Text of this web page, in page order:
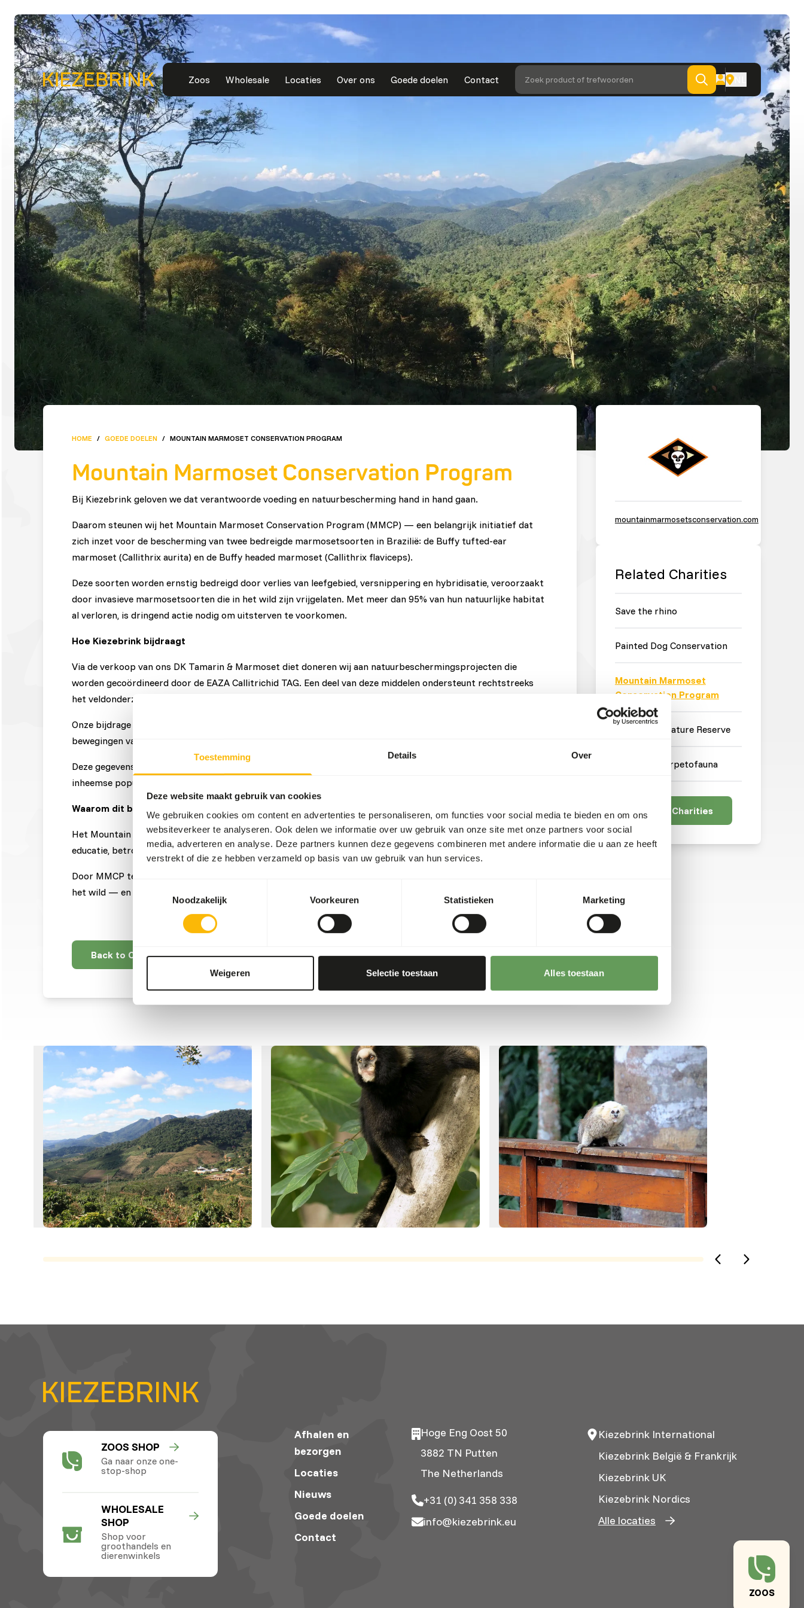
Toestemming Details Over
Deze website maakt gebruik van cookies
We gebruiken cookies om content en advertenties te personaliseren, om functies voor social media te bieden en om ons
websiteverkeer te analyseren. Ook delen we informatie over uw gebruik van onze site met onze partners voor social
media, adverteren en analyse. Deze partners kunnen deze gegevens combineren met andere informatie die u aan ze heeft
verstrekt of die ze hebben verzameld op basis van uw gebruik van hun services.
Noodzakelijk
Voorkeuren Statistieken Marketing
Weigeren Selectie toestaan Alles toestaan
Zoos Wholesale Locaties Over ons Goede doelen Contact Zoek product of trefwoorden NL
ZOOS
HOME / GOEDE DOELEN / MOUNTAIN MARMOSET CONSERVATION PROGRAM
Mountain Marmoset Conservation Program
Bij Kiezebrink geloven we dat verantwoorde voeding en natuurbescherming hand in hand gaan.
Daarom steunen wij het Mountain Marmoset Conservation Program (MMCP) — een belangrijk initiatief dat
zich inzet voor de bescherming van twee bedreigde marmosetsoorten in Brazilië: de Buffy tufted-ear
marmoset (Callithrix aurita) en de Buffy headed marmoset (Callithrix flaviceps).
Deze soorten worden ernstig bedreigd door verlies van leefgebied, versnippering en hybridisatie, veroorzaakt
door invasieve marmosetsoorten die in het wild zijn vrijgelaten. Met meer dan 95% van hun natuurlijke habitat
al verloren, is dringend actie nodig om uitsterven te voorkomen.
Hoe Kiezebrink bijdraagt
Via de verkoop van ons DK Tamarin & Marmoset diet doneren wij aan natuurbeschermingsprojecten die
worden gecoördineerd door de EAZA Callitrichid TAG. Een deel van deze middelen ondersteunt rechtstreeks
het veldonderzoek en de monitoring van MMCP.
Onze bijdrage maakte de aankoop van GPS-dataloggers mogelijk — essentiële hulpmiddelen om de
bewegingen van marmosoets te volgen en hun gedrag en interacties met invasieve soorten te begrijpen.
Deze gegevens helpen onderzoekers om gerichte strategieën te ontwikkelen voor het beschermen van
inheemse populaties en het herstellen van het ecologische evenwicht in het Zuidoost-Atlantisch regenwoud.
Waarom dit belangrijk is
Het Mountain Marmoset Conservation Program richt zich niet alleen op in-situ bescherming, maar omvat ook
educatie, betrokkenheid van de gemeenschap en samenwerking met lokale en internationale instellingen.
Door MMCP te steunen, helpt Kiezebrink ervoor te zorgen dat deze unieke primaten een toekomst hebben in
het wild — en dat de biodiversiteit van hun leefgebied behouden blijft voor toekomstige generaties.
Back to Charities
mountainmarmosetsconservation.com
Related Charities
Save the rhino
Painted Dog Conservation
Mountain Marmoset
Conservation Program
Barba Azul Nature Reserve
Stichting Herpetofauna
View all Charities
ZOOS SHOP
Ga naar onze one-
stop-shop
WHOLESALE
SHOP
Shop voor
groothandels en
dierenwinkels
Afhalen en
bezorgen
Locaties
Nieuws
Goede doelen
Contact
Hoge Eng Oost 50
3882 TN Putten
The Netherlands
+31 (0) 341 358 338
info@kiezebrink.eu
Kiezebrink International
Kiezebrink België & Frankrijk
Kiezebrink UK
Kiezebrink Nordics
Alle locaties